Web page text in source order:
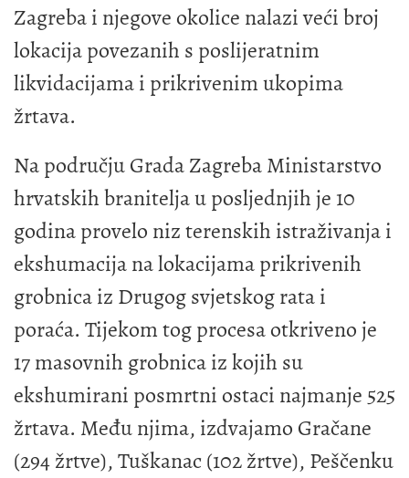
Zagreba i njegove okolice nalazi veći broj
lokacija povezanih s poslijeratnim
likvidacijama i prikrivenim ukopima
žrtava.
Na području Grada Zagreba Ministarstvo
hrvatskih branitelja u posljednjih je 10
godina provelo niz terenskih istraživanja i
ekshumacija na lokacijama prikrivenih
grobnica iz Drugog svjetskog rata i
poraća. Tijekom tog procesa otkriveno je
17 masovnih grobnica iz kojih su
ekshumirani posmrtni ostaci najmanje 525
žrtava. Među njima, izdvajamo Gračane
(294 žrtve), Tuškanac (102 žrtve), Peščenku